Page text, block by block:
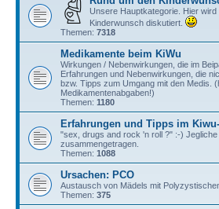
Unsere Hauptkategorie. Hier
Kinderwunsch diskutiert.
Themen: 7318
Medikamente beim KiWu
Wirkungen / Nebenwirkungen, die im
Erfahrungen und Nebenwirkungen, die
bzw. Tipps zum Umgang mit den Medis.
Medikamentenabgaben!)
Themen: 1180
Erfahrungen und Tipps im
"sex, drugs and rock 'n roll ?" :-)
zusammengetragen.
Themen: 1088
Ursachen: PCO
Austausch von Mädels mit
Themen: 375